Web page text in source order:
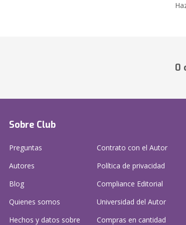
0
Sobre Club
Preguntas
Autores
Blog
Quienes somos
Hechos y datos sobre
Contrato con el Autor
Política de privacidad
Compliance Editorial
Universidad del Autor
Compras en cantidad